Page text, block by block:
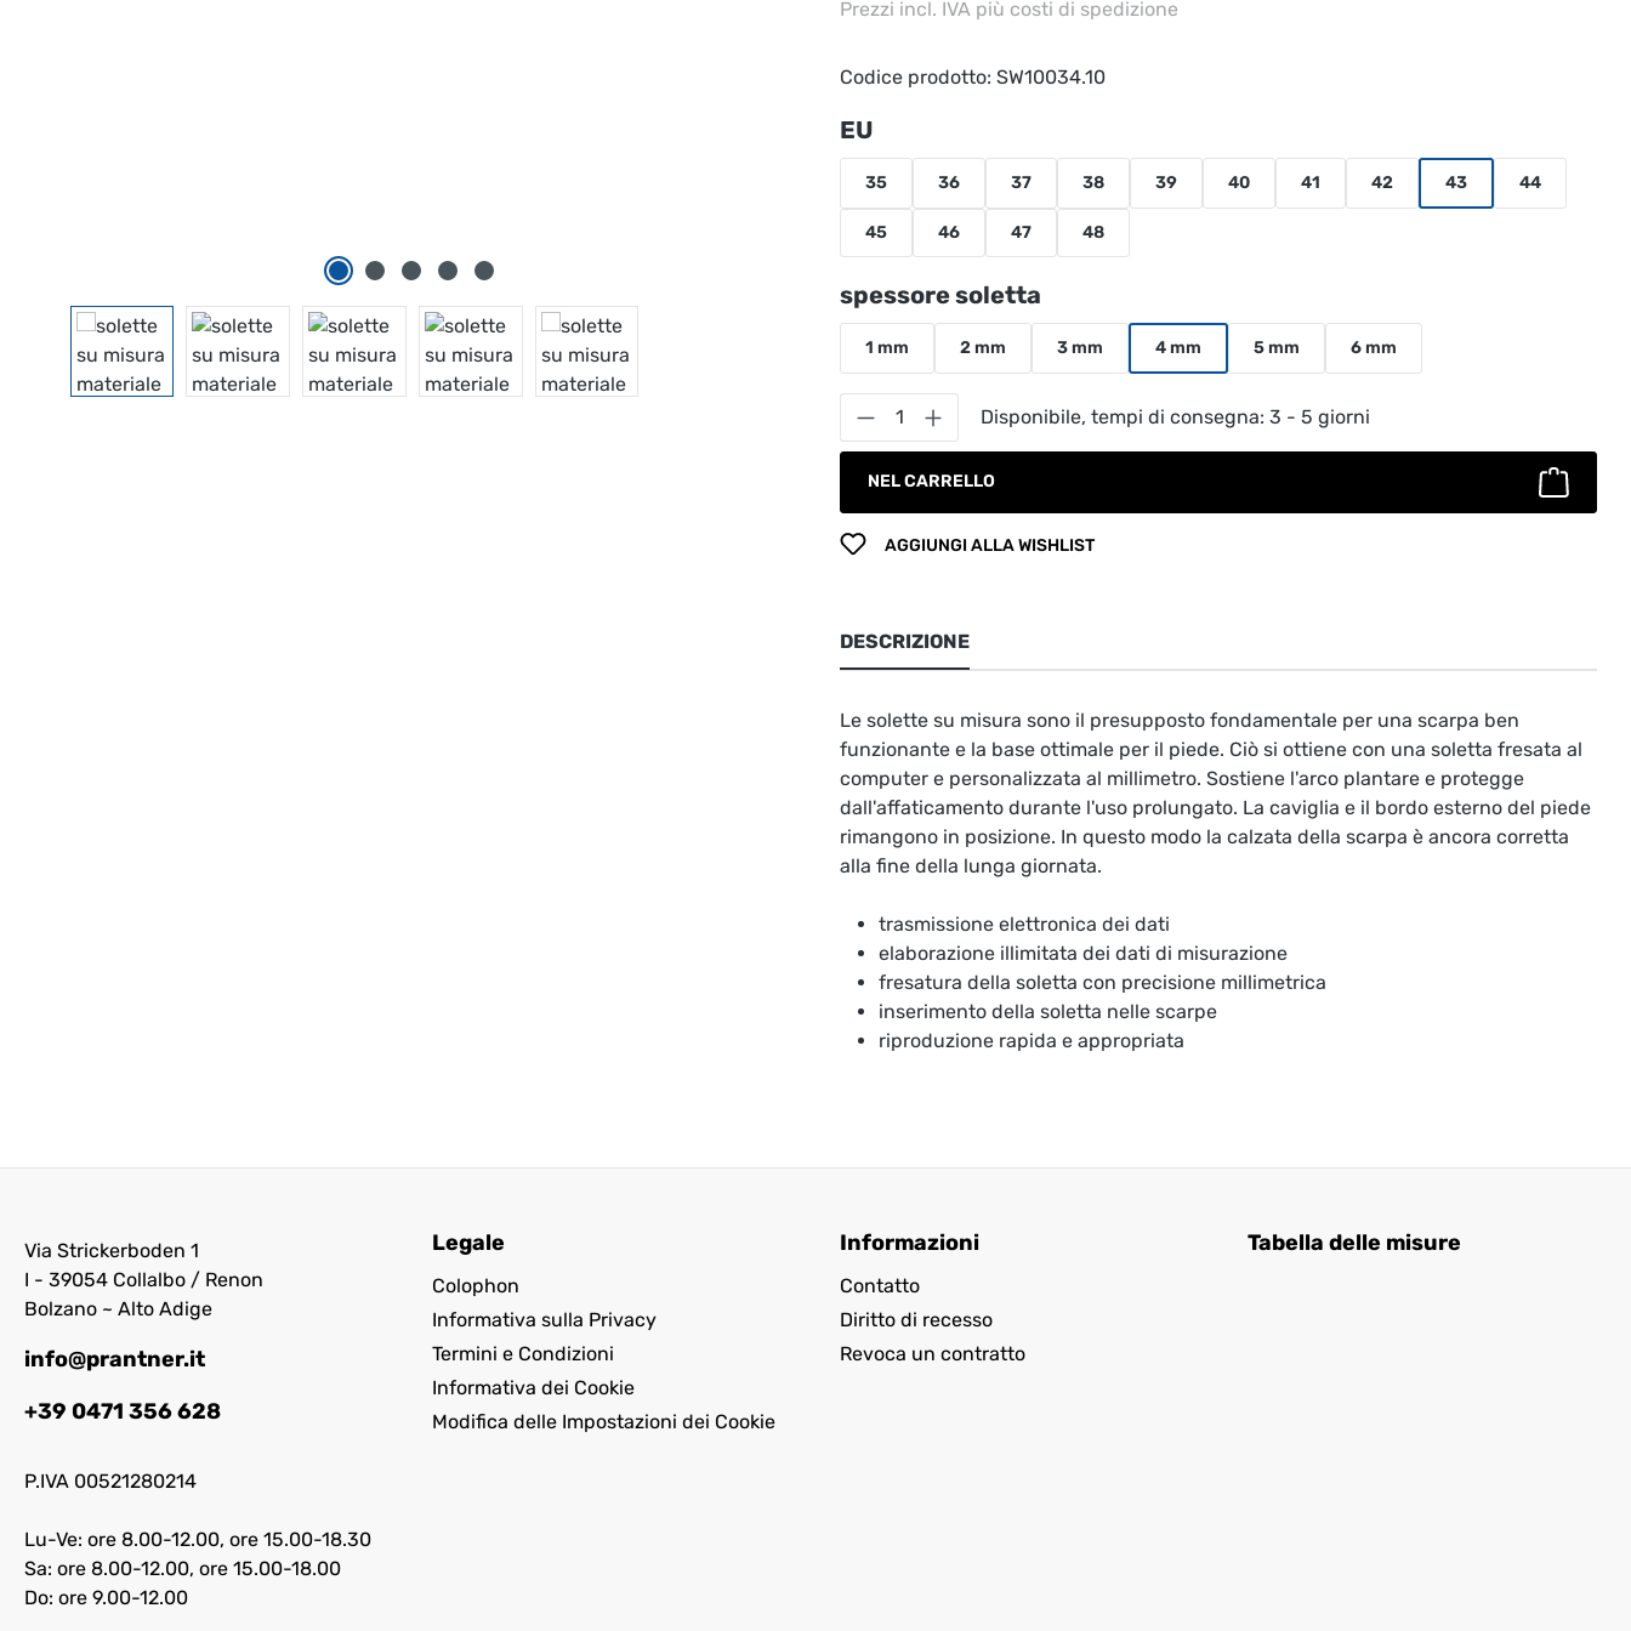
Prezzi incl. IVA più costi di spedizione
Codice prodotto: SW10034.10
Seleziona
EU
35 36 37 38 39 40 41 42 43 44
45 46 47 48
Seleziona
spessore soletta
1 mm 2 mm 3 mm 4 mm 5 mm 6 mm
Quantità del prodotto: inserisci la quantità desiderata o
Disponibile, tempi di consegna: 3 - 5 giorni
NEL CARRELLO
AGGIUNGI ALLA WISHLIST
DESCRIZIONE
Le solette su misura sono il presupposto fondamentale per una scarpa ben
funzionante e la base ottimale per il piede. Ciò si ottiene con una soletta fresata al
computer e personalizzata al millimetro. Sostiene l'arco plantare e protegge
dall'affaticamento durante l'uso prolungato. La caviglia e il bordo esterno del piede
rimangono in posizione. In questo modo la calzata della scarpa è ancora corretta
alla fine della lunga giornata.
trasmissione elettronica dei dati
elaborazione illimitata dei dati di misurazione
fresatura della soletta con precisione millimetrica
inserimento della soletta nelle scarpe
riproduzione rapida e appropriata
Via Strickerboden 1
I - 39054 Collalbo / Renon
Bolzano ~ Alto Adige
info@prantner.it
+39 0471 356 628
P.IVA 00521280214
Lu-Ve: ore 8.00-12.00, ore 15.00-18.30
Sa: ore 8.00-12.00, ore 15.00-18.00
Do: ore 9.00-12.00
Legale
Colophon
Informativa sulla Privacy
Termini e Condizioni
Informativa dei Cookie
Modifica delle Impostazioni dei Cookie
Informazioni
Contatto
Diritto di recesso
Revoca un contratto
Tabella delle misure